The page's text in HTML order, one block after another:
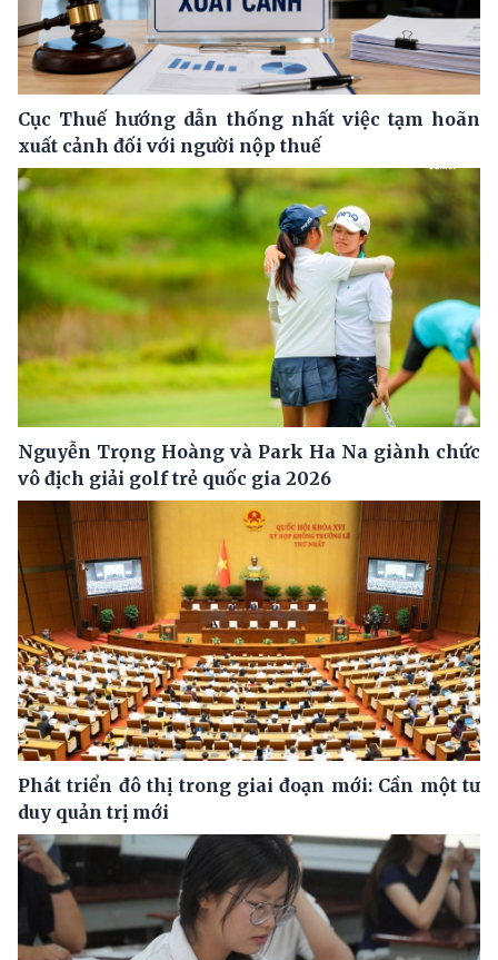
Cục Thuế hướng dẫn thống nhất việc tạm hoãn
xuất cảnh đối với người nộp thuế
Nguyễn Trọng Hoàng và Park Ha Na giành chức
vô địch giải golf trẻ quốc gia 2026
Phát triển đô thị trong giai đoạn mới: Cần một tư
duy quản trị mới